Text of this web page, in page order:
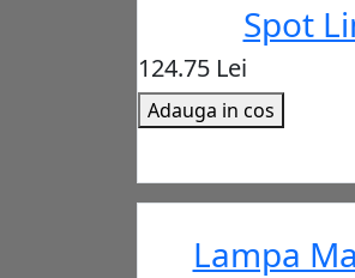
Spot
124.75 Lei
Adauga in cos
Lampa